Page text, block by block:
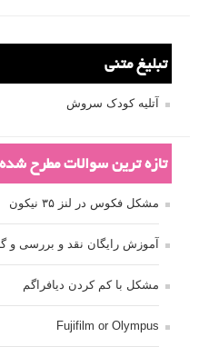
تبلیغ متنی
آتلیه کودک سروش
تازه ترین سوالات مطرح شده
مشکل فکوس در لنز ۳۵ نیکون
آموزش رایگان نقد و بررسی و
مشکل با کم کردن دیافراگم
Fujifilm or Olympus